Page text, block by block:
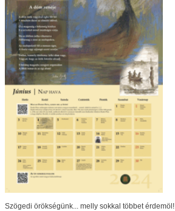
Szögedi örökségünk... melly sokkal többet érdemöl!